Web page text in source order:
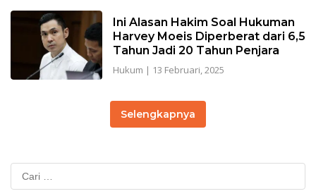
Ini Alasan Hakim Soal Hukuman
Harvey Moeis Diperberat dari 6,5
Tahun Jadi 20 Tahun Penjara
Hukum | 13 Februari, 2025
Selengkapnya
Cari
untuk: